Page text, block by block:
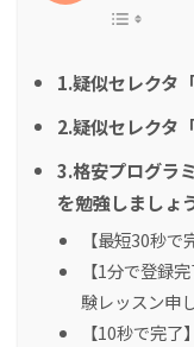
1.疑似セレクタ
2.疑似セレクタ
3.格安プログラ
を勉強しましょ
【最短30秒
【1分で登録
験レッスン申
【10秒で完